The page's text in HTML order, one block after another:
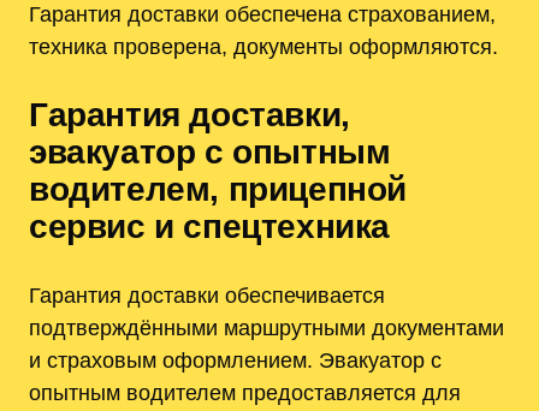
Гарантия доставки обеспечена страхованием,
техника проверена, документы оформляются.
Гарантия доставки,
эвакуатор с опытным
водителем, прицепной
сервис и спецтехника
Гарантия доставки обеспечивается
подтверждёнными маршрутными документами
и страховым оформлением. Эвакуатор с
опытным водителем предоставляется для